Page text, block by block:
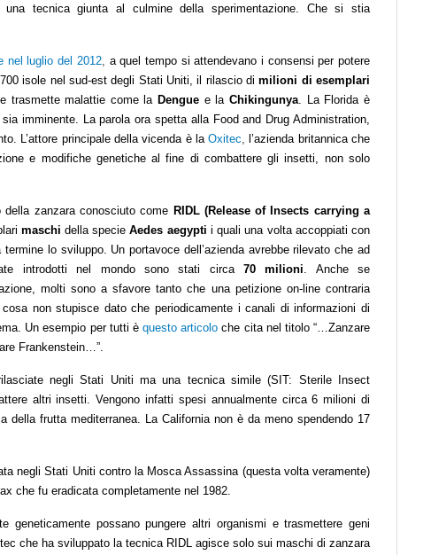
una tecnica giunta al culmine della sperimentazione. Che si stia
nel luglio del 2012, a quel tempo si attendevano i consensi per potere
isole nel sud-est degli Stati Uniti, il rilascio dimilioni di esemplari
trasmette malattie come la Dengue e laChikingunya. La Florida è
imminente. La parola ora spetta alla Food and Drug Administration,
L’attore principale della vicenda è la Oxitec, l’azienda britannica che
e modifiche genetiche al fine di combattere gli insetti, non solo
zanzara conosciuto come RIDL (Release of Insects carrying a
maschi della specieAedes aegypti i quali una volta accoppiati con
lo sviluppo. Un portavoce dell’azienda avrebbe rilevato che ad
introdotti nel mondo sono stati circa 70 milioni. Anche se
molti sono a sfavore tanto che una petizione on-line contraria
non stupisce dato che periodicamente i canali di informazioni di
Un esempio per tutti è questo articolo che cita nel titolo “…Zanzare
Frankenstein…”.
negli Stati Uniti ma una tecnica simile (SIT: Sterile Insect
altri insetti. Vengono infatti spesi annualmente circa 6 milioni di
frutta mediterranea. La California non è da meno spendendo 17
negli Stati Uniti contro la Mosca Assassina (questa volta veramente)
che fu eradicata completamente nel 1982.
possano pungere altri organismi e trasmettere geni
che ha sviluppato la tecnica RIDL agisce solo sui maschi di zanzara